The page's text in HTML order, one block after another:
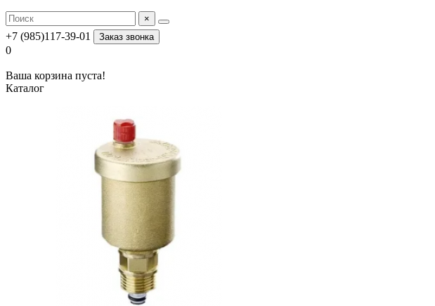
×
+7 (985)117-39-01 Заказ звонка
0
Ваша корзина пуста!
Каталог